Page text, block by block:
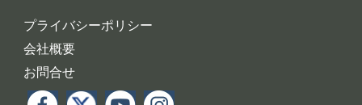
プライバシーポリシー
会社概要
お問合せ